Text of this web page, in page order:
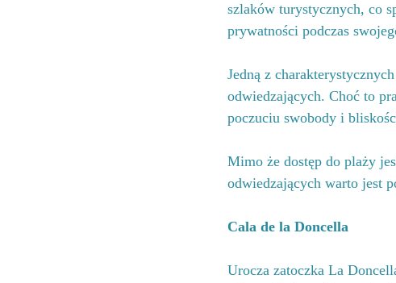
szlaków turystycznych, co
prywatności podczas
Jedną z
odwiedzających. Choć to
poczuciu swobody i
Mimo że dostęp do plaży
odwiedzających warto jest
Cala de la Doncella
Urocza zatoczka La